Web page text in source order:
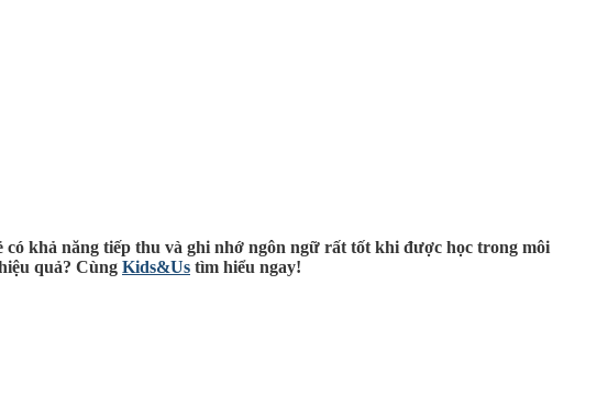
khả năng tiếp thu và ghi nhớ ngôn ngữ rất tốt khi được học trong môi
quả? Cùng Kids&Us tìm hiểu ngay!